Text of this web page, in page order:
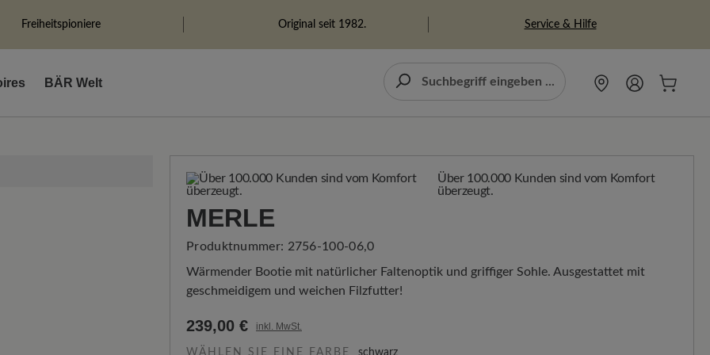
Freiheitspioniere Original seit 1982. Service & Hilfe
BÄR Welt
Über 100.000 Kunden sind vom Komfort
überzeugt.
MERLE
Produktnummer: 2756-100-06,0
Wärmender Bootie mit natürlicher Faltenoptik und griffiger Sohle. Ausgestattet mit
geschmeidigem und weichen Filzfutter!
239,00 € inkl. MwSt.
WÄHLEN SIE EINE FARBE schwarz